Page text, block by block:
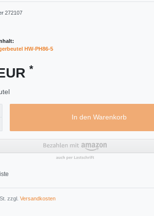
272107
HW-PH86-5
*
In den Warenkorb
zzgl. Versandkosten